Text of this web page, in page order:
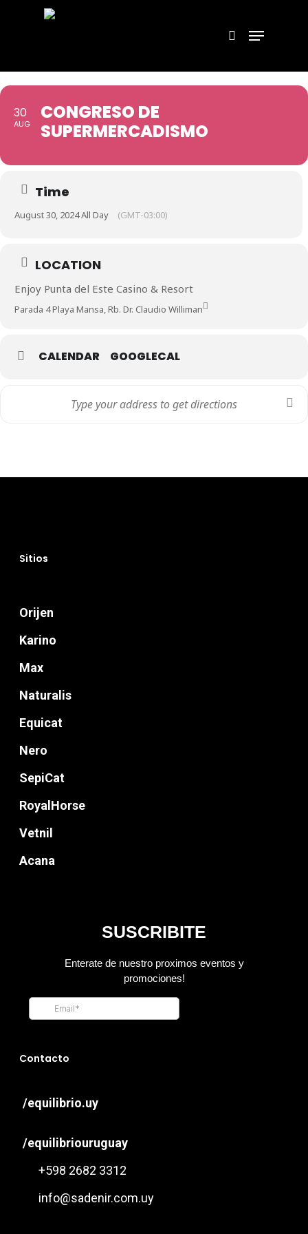
Hit enter to search or ESC to close
30
AUG
CONGRESO DE
SUPERMERCADISMO
Time
August 30, 2024 All Day (GMT-03:00)
LOCATION
Enjoy Punta del Este Casino & Resort
Parada 4 Playa Mansa, Rb. Dr. Claudio Williman
CALENDAR GOOGLECAL
Sitios
Orijen
Karino
Max
Naturalis
Equicat
Nero
SepiCat
RoyalHorse
Vetnil
Acana
Contacto
/equilibrio.uy
/equilibriouruguay
+598 2682 3312
info@sadenir.com.uy